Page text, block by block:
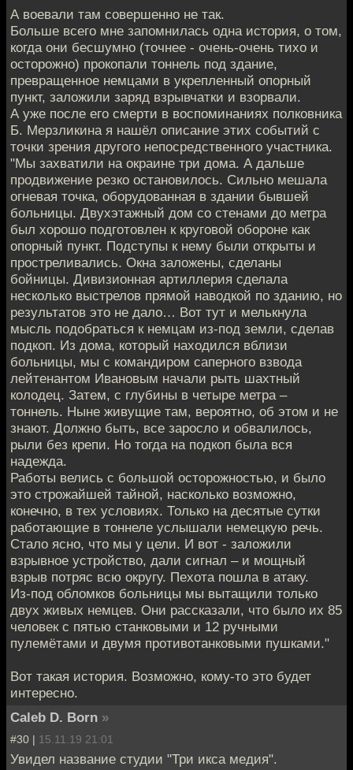
А воевали там совершенно не так.
Больше всего мне запомнилась одна история, о том,
когда они бесшумно (точнее - очень-очень тихо и
осторожно) прокопали тоннель под здание,
превращенное немцами в укрепленный опорный
пункт, заложили заряд взрывчатки и взорвали.
А уже после его смерти в воспоминаниях полковника
Б. Мерзликина я нашёл описание этих событий с
точки зрения другого непосредственного участника.
"Мы захватили на окраине три дома. А дальше
продвижение резко остановилось. Сильно мешала
огневая точка, оборудованная в здании бывшей
больницы. Двухэтажный дом со стенами до метра
был хорошо подготовлен к круговой обороне как
опорный пункт. Подступы к нему были открыты и
простреливались. Окна заложены, сделаны
бойницы. Дивизионная артиллерия сделала
несколько выстрелов прямой наводкой по зданию, но
результатов это не дало… Вот тут и мелькнула
мысль подобраться к немцам из-под земли, сделав
подкоп. Из дома, который находился вблизи
больницы, мы с командиром саперного взвода
лейтенантом Ивановым начали рыть шахтный
колодец. Затем, с глубины в четыре метра –
тоннель. Ныне живущие там, вероятно, об этом и не
знают. Должно быть, все заросло и обвалилось,
рыли без крепи. Но тогда на подкоп была вся
надежда.
Работы велись с большой осторожностью, и было
это строжайшей тайной, насколько возможно,
конечно, в тех условиях. Только на десятые сутки
работающие в тоннеле услышали немецкую речь.
Стало ясно, что мы у цели. И вот - заложили
взрывное устройство, дали сигнал – и мощный
взрыв потряс всю округу. Пехота пошла в атаку.
Из-под обломков больницы мы вытащили только
двух живых немцев. Они рассказали, что было их 85
человек с пятью станковыми и 12 ручными
пулемётами и двумя противотанковыми пушками."
Вот такая история. Возможно, кому-то это будет
интересно.
Caleb D. Born »
#30 | 15.11.19 21:01
Увидел название студии "Три икса медия".